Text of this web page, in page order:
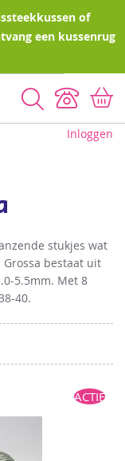
of
een kussenrug
Zoeken
Inloggen
stukjes wat
bestaat uit
5.5mm. Met 8
40.
ACTIE